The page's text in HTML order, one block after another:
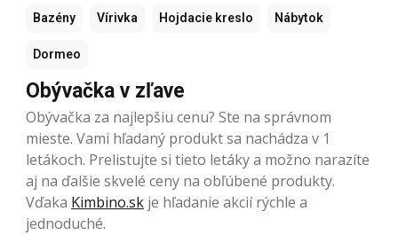
Bazény Vírivka Hojdacie kreslo Nábytok
Dormeo
Obývačka v zľave
Obývačka za najlepšiu cenu? Ste na správnom
mieste. Vami hľadaný produkt sa nachádza v 1
letákoch. Prelistujte si tieto letáky a možno narazíte
aj na ďalšie skvelé ceny na obľúbené produkty.
Vďaka Kimbino.sk je hľadanie akcií rýchle a
jednoduché.